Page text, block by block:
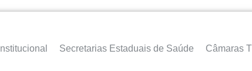
Institucional Secretarias Estaduais de Saúde Câmaras